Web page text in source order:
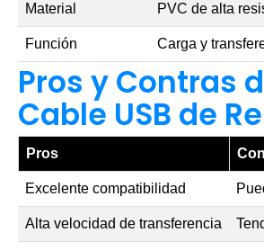
Material PVC de alta
Función Carga y
Pros y Contras
Cable USB de
Pros
Excelente compatibilidad
Alta velocidad de transferencia